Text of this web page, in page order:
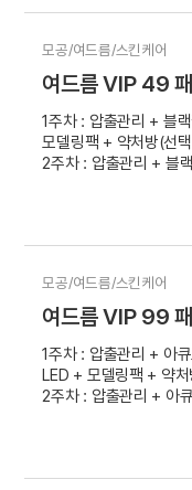
모공/여드름/스킨케어
여드름 VIP 49
1주차 : 압출관리 + 블
모델링팩 + 약처방(선
2주차 : 압출관리 + 블
3주차 : 압출관리 +
4주차 : 압출관리 + 블
모공/여드름/스킨케어
여드름 VIP 99
1주차 : 압출관리 + 아
LED + 모델링팩 + 약
2주차 : 압출관리 + 아
3주차 : 압출관리 +
4주차 : 압출관리 + 아